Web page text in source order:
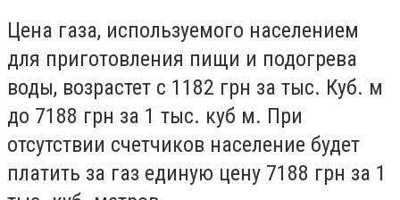
Цена газа, используемого населением
для приготовления пищи и подогрева
воды, возрастет с 1182 грн за тыс. Куб. м
до 7188 грн за 1 тыс. куб м. При
отсутствии счетчиков население будет
платить за газ единую цену 7188 грн за 1